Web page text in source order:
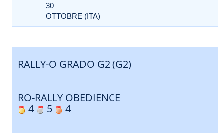
30
OTTOBRE (ITA)
RALLY-O GRADO G2 (G2)
RO-RALLY OBEDIENCE
4
5 4